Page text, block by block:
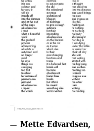
— Mette Edvardsen,